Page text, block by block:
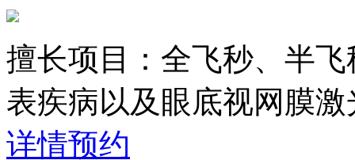
擅长项目： 全飞秒、半
表疾病以及眼底视网膜激
详情预约